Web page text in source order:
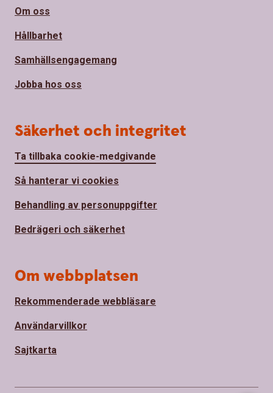
Om oss
Hållbarhet
Samhällsengagemang
Jobba hos oss
Säkerhet och integritet
Ta tillbaka cookie-medgivande
Så hanterar vi cookies
Behandling av personuppgifter
Bedrägeri och säkerhet
Om webbplatsen
Rekommenderade webbläsare
Användarvillkor
Sajtkarta